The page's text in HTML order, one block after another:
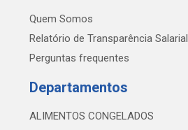
Quem Somos
Relatório de Transparência Salarial
Perguntas frequentes
Departamentos
ALIMENTOS CONGELADOS